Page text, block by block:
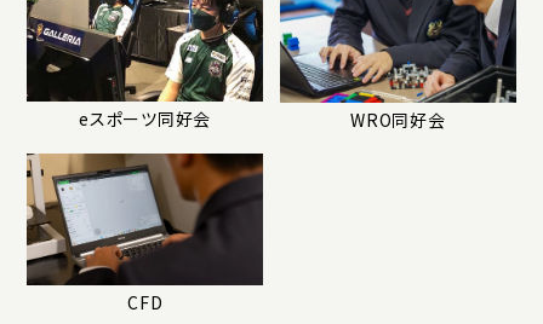
eスポーツ同好会 WRO同好会
CFD